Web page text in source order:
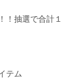
！抽選で合計１
テム